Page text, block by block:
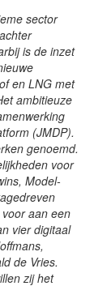
sector
is de inzet
en LNG met
ambitieuze
(JMDP).
genoemd.
voor
Model-
aan een
vier digitaal
de Vries.
zij het
040 90 40